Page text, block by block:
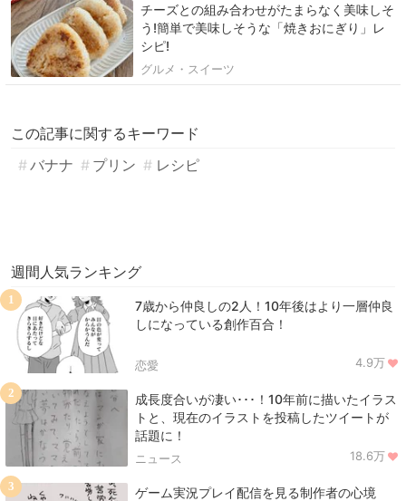
チーズとの組み合わせがたまらなく美味しそ
う!簡単で美味しそうな「焼きおにぎり」レ
シピ!
グルメ・スイーツ
この記事に関するキーワード
バナナ
プリン レシピ
週間人気ランキング
7歳から仲良しの2人！10年後はより一層仲良
しになっている創作百合！
恋愛 4.9万
1
成長度合いが凄い･･･！10年前に描いたイラス
トと、現在のイラストを投稿したツイートが
話題に！
ニュース 18.6万
2
ゲーム実況プレイ配信を見る制作者の心境
3